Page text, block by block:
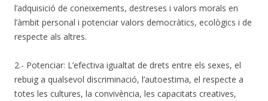
l’adquisició de coneixements, destreses i valors morals en
l’àmbit personal i potenciar valors democràtics, ecològics i de
respecte als altres.
2.- Potenciar: L’efectiva igualtat de drets entre els sexes, el
rebuig a qualsevol discriminació, l’autoestima, el respecte a
totes les cultures, la convivència, les capacitats creatives,